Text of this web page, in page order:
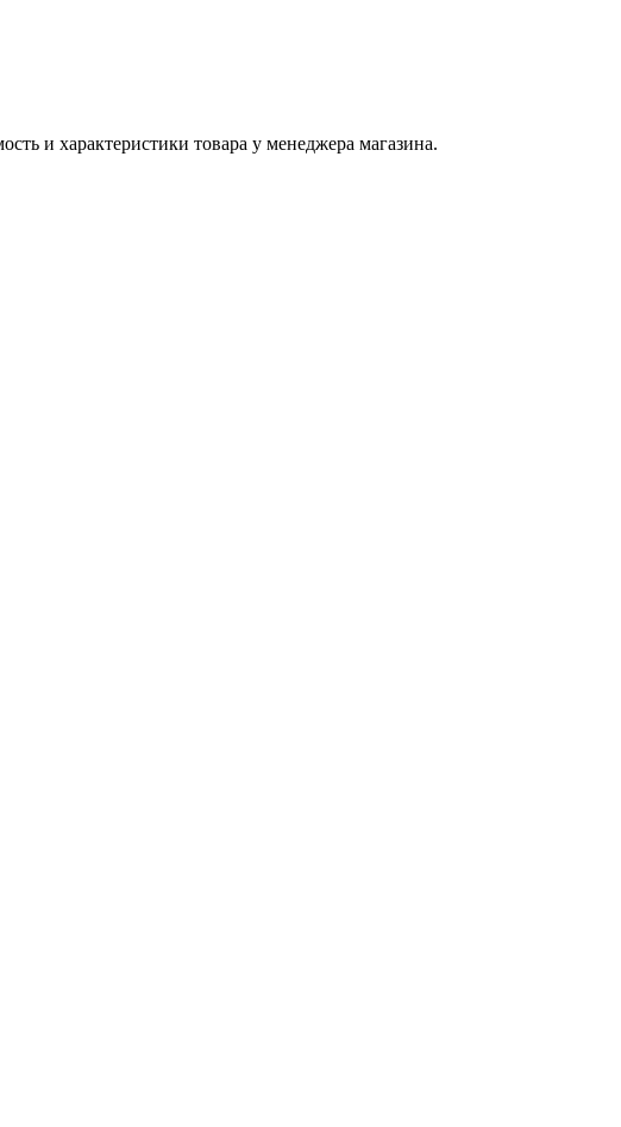
и характеристики товара у менеджера магазина.